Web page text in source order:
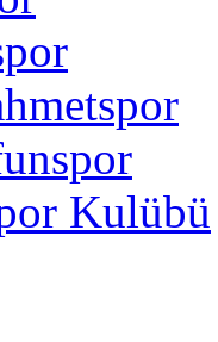
Kulübü